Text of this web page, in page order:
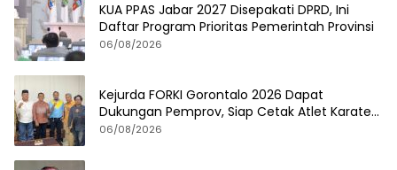
KUA PPAS Jabar 2027 Disepakati DPRD, Ini
Daftar Program Prioritas Pemerintah Provinsi
06/08/2026
Kejurda FORKI Gorontalo 2026 Dapat
Dukungan Pemprov, Siap Cetak Atlet Karate
Berprestasi
06/08/2026